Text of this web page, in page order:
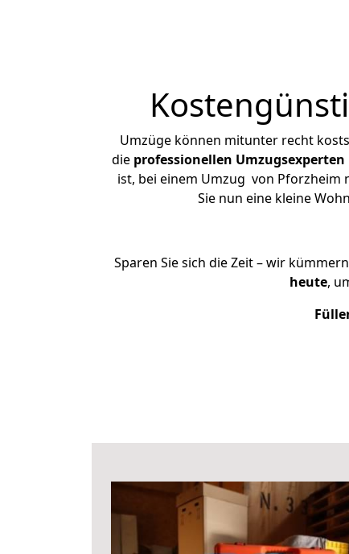
Umzüge können mitunter recht
die professionellen Umzugsexperten
ist, bei einem Umzug von Pforzheim
Sie nun eine kleine
Sparen Sie sich die Zeit – wir
heute,